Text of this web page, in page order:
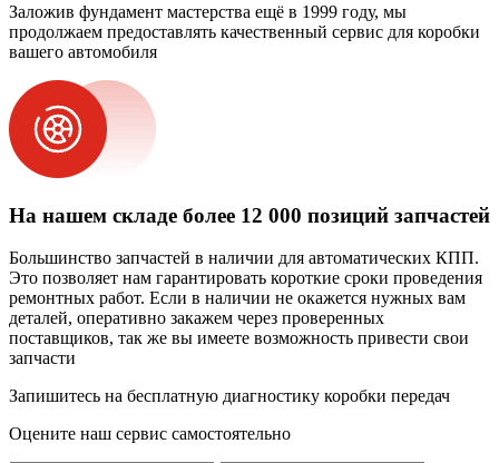
Заложив фундамент мастерства ещё в 1999 году, мы
продолжаем предоставлять качественный сервис для коробки
вашего автомобиля
На нашем складе более 12 000 позиций запчастей
Большинство запчастей в наличии для автоматических КПП.
Это позволяет нам гарантировать короткие сроки проведения
ремонтных работ. Если в наличии не окажется нужных вам
деталей, оперативно закажем через проверенных
поставщиков, так же вы имеете возможность привести свои
запчасти
Запишитесь на бесплатную диагностику коробки передач
Оцените наш сервис самостоятельно